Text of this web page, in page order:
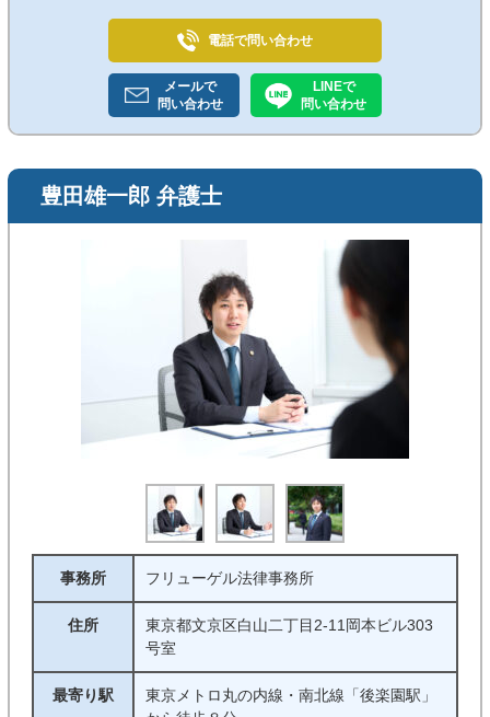
電話で問い合わせ
メールで
問い合わせ
LINEで
問い合わせ
豊田雄一郎 弁護士
事務所 フリューゲル法律事務所
住所
東京都文京区白山二丁目2-11岡本ビル303
号室
最寄り駅
東京メトロ丸の内線・南北線「後楽園駅」